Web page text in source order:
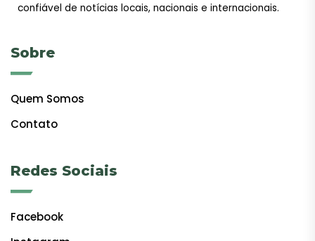
confiável de notícias locais, nacionais e internacionais.
Sobre
Quem Somos
Contato
Redes Sociais
Facebook